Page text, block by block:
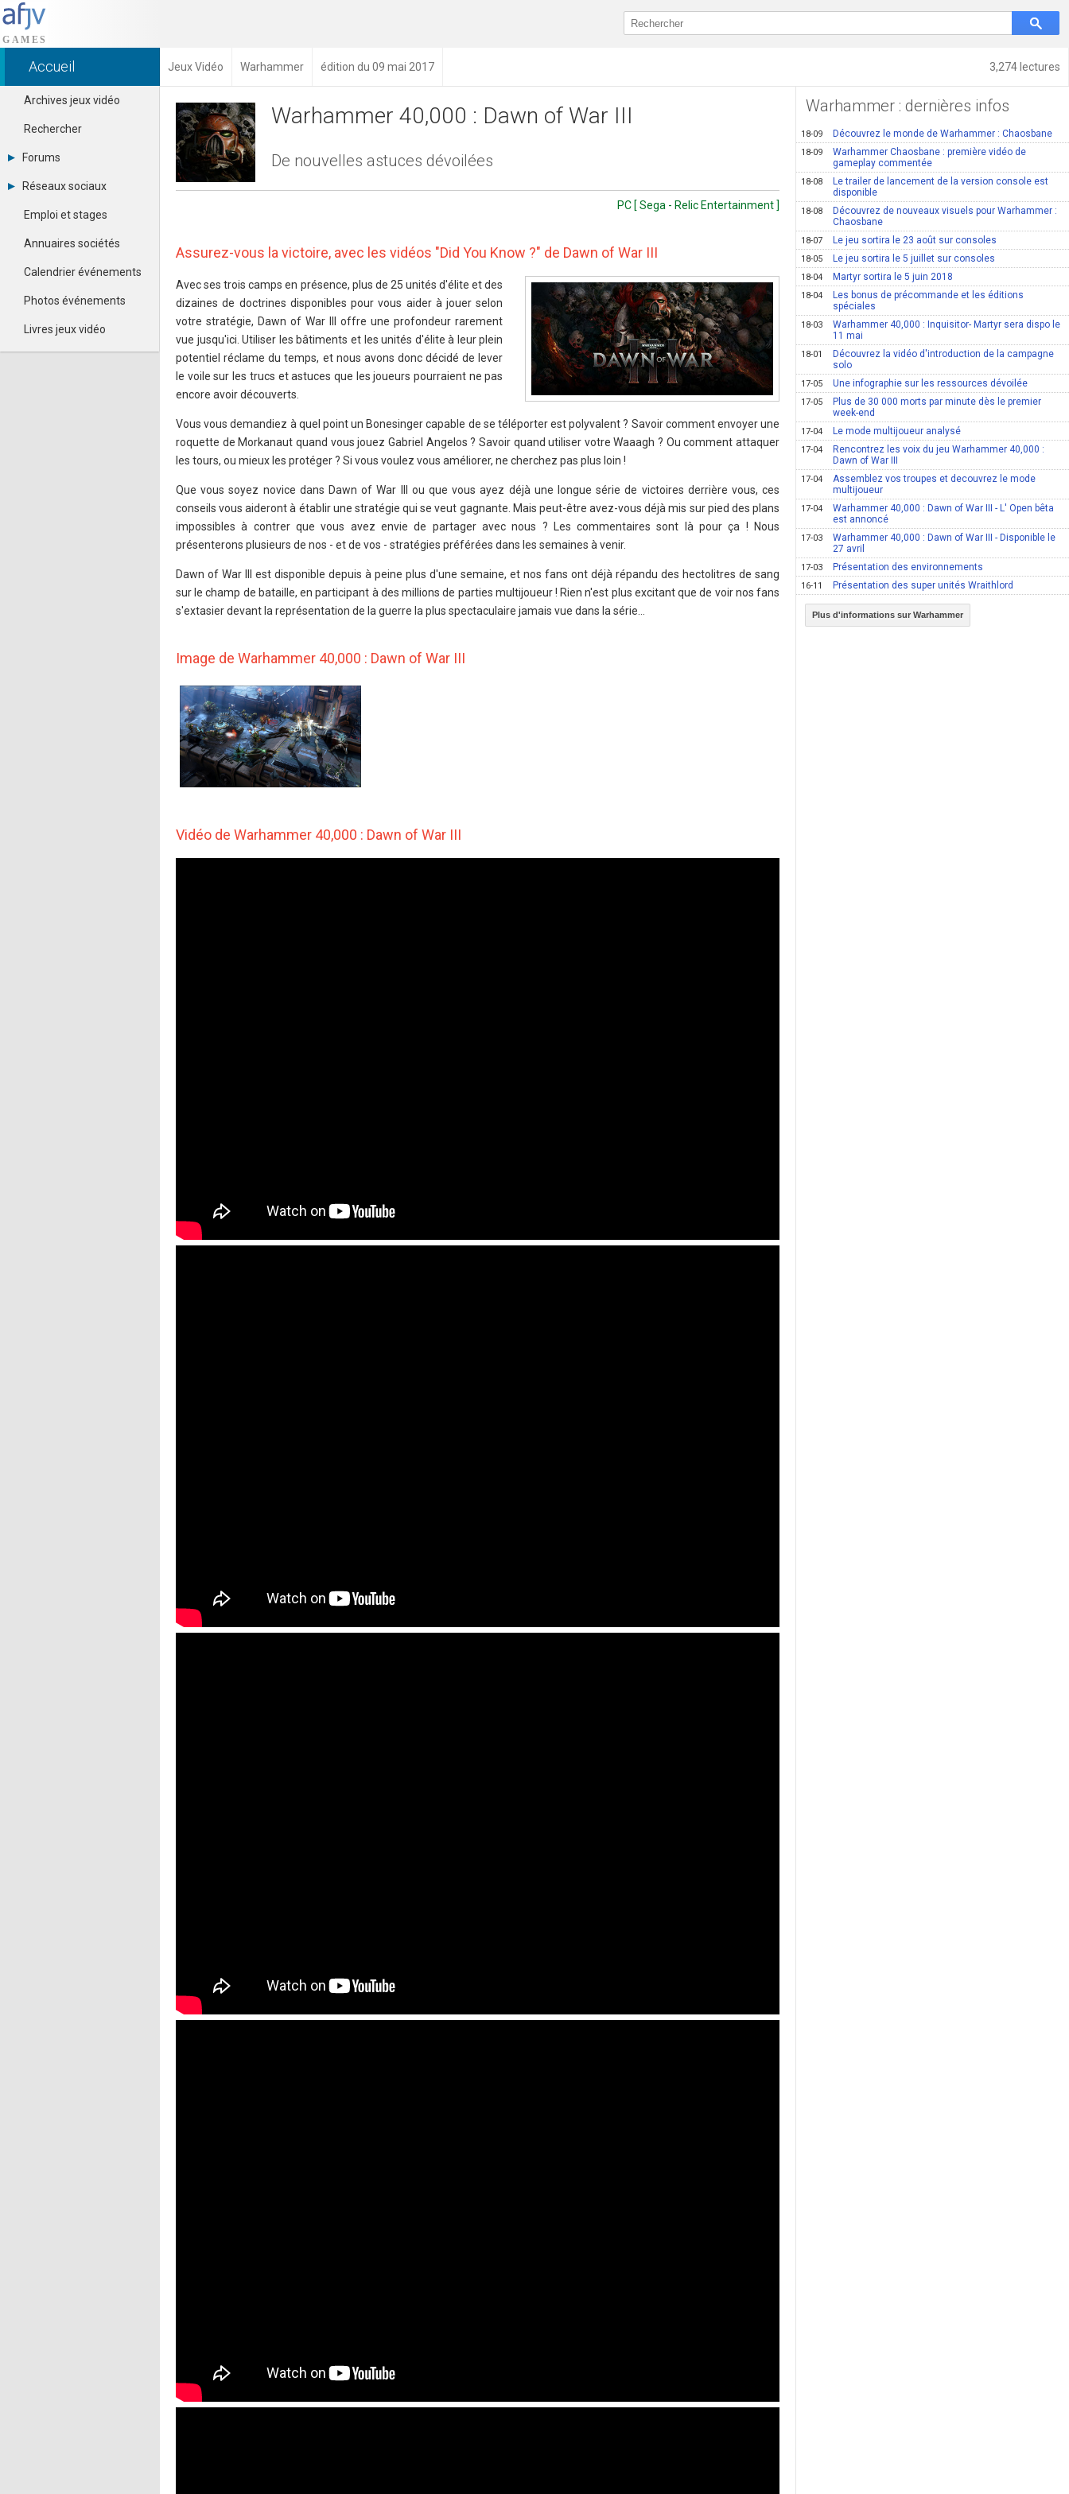
3,274 lectures
Accueil Jeux Vidéo Warhammer édition du 09 mai 2017
Archives jeux vidéo
Rechercher
Forums
Tous les forums
Se connecter
Contacter un modérateur
Réseaux sociaux
Dailymotion
Facebook
Google+
Pinterest
Youtube
Emploi et stages
Annuaires sociétés
Calendrier événements
Photos événements
Livres jeux vidéo
Warhammer 40,000 : Dawn of War III
De nouvelles astuces dévoilées
PC [ Sega - Relic Entertainment ]
Assurez-vous la victoire, avec les vidéos "Did You Know ?" de Dawn of War III
Avec ses trois camps en présence, plus de 25 unités d'élite et des
dizaines de doctrines disponibles pour vous aider à jouer selon
votre stratégie, Dawn of War III offre une profondeur rarement
vue jusqu'ici. Utiliser les bâtiments et les unités d'élite à leur plein
potentiel réclame du temps, et nous avons donc décidé de lever
le voile sur les trucs et astuces que les joueurs pourraient ne pas
encore avoir découverts.
Vous vous demandiez à quel point un Bonesinger capable de se téléporter est polyvalent ? Savoir comment envoyer une
roquette de Morkanaut quand vous jouez Gabriel Angelos ? Savoir quand utiliser votre Waaagh ? Ou comment attaquer
les tours, ou mieux les protéger ? Si vous voulez vous améliorer, ne cherchez pas plus loin !
Que vous soyez novice dans Dawn of War III ou que vous ayez déjà une longue série de victoires derrière vous, ces
conseils vous aideront à établir une stratégie qui se veut gagnante. Mais peut-être avez-vous déjà mis sur pied des plans
impossibles à contrer que vous avez envie de partager avec nous ? Les commentaires sont là pour ça ! Nous
présenterons plusieurs de nos - et de vos - stratégies préférées dans les semaines à venir.
Dawn of War III est disponible depuis à peine plus d'une semaine, et nos fans ont déjà répandu des hectolitres de sang
sur le champ de bataille, en participant à des millions de parties multijoueur ! Rien n'est plus excitant que de voir nos fans
s'extasier devant la représentation de la guerre la plus spectaculaire jamais vue dans la série...
Image de Warhammer 40,000 : Dawn of War III
Vidéo de Warhammer 40,000 : Dawn of War III
Warhammer : dernières infos
18-09 Découvrez le monde de Warhammer : Chaosbane
18-09
Warhammer Chaosbane : première vidéo de
gameplay commentée
18-08
Le trailer de lancement de la version console est
disponible
18-08
Découvrez de nouveaux visuels pour Warhammer :
Chaosbane
18-07 Le jeu sortira le 23 août sur consoles
18-05 Le jeu sortira le 5 juillet sur consoles
18-04 Martyr sortira le 5 juin 2018
18-04
Les bonus de précommande et les éditions
spéciales
18-03
Warhammer 40,000 : Inquisitor- Martyr sera dispo le
11 mai
18-01
Découvrez la vidéo d'introduction de la campagne
solo
17-05 Une infographie sur les ressources dévoilée
17-05
Plus de 30 000 morts par minute dès le premier
week-end
17-04 Le mode multijoueur analysé
17-04
Rencontrez les voix du jeu Warhammer 40,000 :
Dawn of War III
17-04
Assemblez vos troupes et decouvrez le mode
multijoueur
17-04
Warhammer 40,000 : Dawn of War III - L' Open bêta
est annoncé
17-03
Warhammer 40,000 : Dawn of War III - Disponible le
27 avril
17-03 Présentation des environnements
16-11 Présentation des super unités Wraithlord
Plus d'informations sur Warhammer